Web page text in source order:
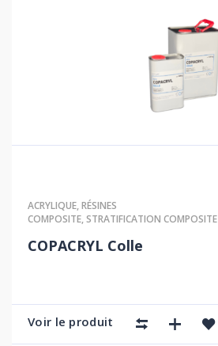
ACRYLIQUE,RÉSINES
COMPOSITE,STRATIFICATION COMPOSITE
COPACRYL Colle
Voir le produit